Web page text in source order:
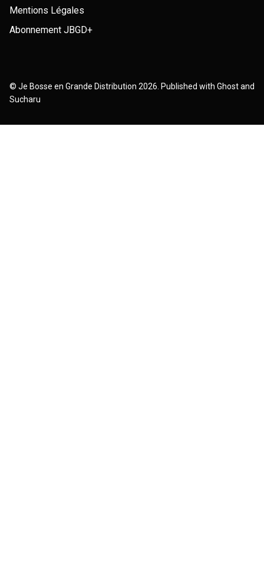
Mentions Légales
Abonnement JBGD+
© Je Bosse en Grande Distribution 2026. Published with Ghostand
Sucharu